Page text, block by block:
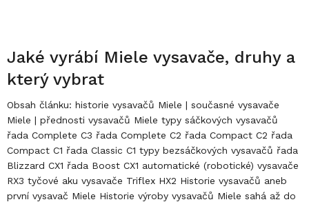
Jaké vyrábí Miele vysavače, druhy a
který vybrat
Obsah článku: historie vysavačů Miele | současné vysavače
Miele | přednosti vysavačů Miele typy sáčkových vysavačů
řada Complete C3 řada Complete C2 řada Compact C2 řada
Compact C1 řada Classic C1 typy bezsáčkových vysavačů řada
Blizzard CX1 řada Boost CX1 automatické (robotické) vysavače
RX3 tyčové aku vysavače Triflex HX2 Historie vysavačů aneb
první vysavač Miele Historie výroby vysavačů Miele sahá až do